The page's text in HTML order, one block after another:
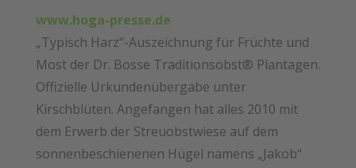
www.hoga-presse.de
„Typisch Harz“-Auszeichnung für Früchte und
Most der Dr. Bosse Traditionsobst® Plantagen.
Offizielle Urkundenübergabe unter
Kirschblüten. Angefangen hat alles 2010 mit
dem Erwerb der Streuobstwiese auf dem
sonnenbeschienenen Hügel namens „Jakob“